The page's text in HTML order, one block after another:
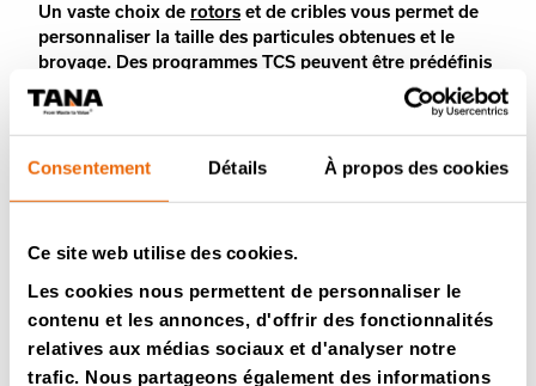
Consentement Détails À propos des cookies
Ce site web utilise des cookies.
Les cookies nous permettent de personnaliser le
contenu et les annonces, d'offrir des fonctionnalités
relatives aux médias sociaux et d'analyser notre
trafic. Nous partageons également des informations
Un vaste choix de rotors et de cribles vous permet de
personnaliser la taille des particules obtenues et le
broyage. Des programmes TCS peuvent être prédéfinis
ou adaptés selon les matériaux.
La construction robuste est adaptée aux conditions
difficiles, tandis que les points d’accès facile et la
500 heures) permettent de raccourcir les périodes
Des commandes intelligentes et une grande simplicité